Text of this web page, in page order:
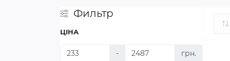
Фильтр
ЦІНА
- грн.